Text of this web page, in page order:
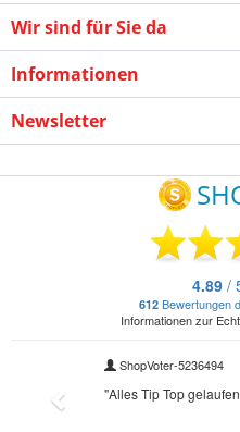
Wir sind für Sie da
Informationen
Newsletter